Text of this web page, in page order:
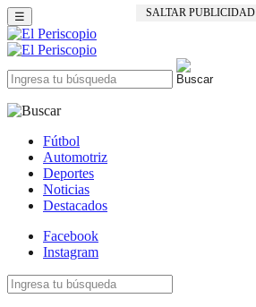
SALTAR PUBLICIDAD
☰
Fútbol
Automotriz
Deportes
Noticias
Destacados
Facebook
Instagram